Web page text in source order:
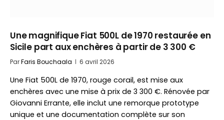
Une magnifique Fiat 500L de 1970 restaurée en
Sicile part aux enchères à partir de 3 300 €
ParFaris Bouchaala 6 avril 2026
Une Fiat 500L de 1970, rouge corail, est mise aux
enchères avec une mise à prix de 3 300 €. Rénovée par
Giovanni Errante, elle inclut une remorque prototype
unique et une documentation complète sur son